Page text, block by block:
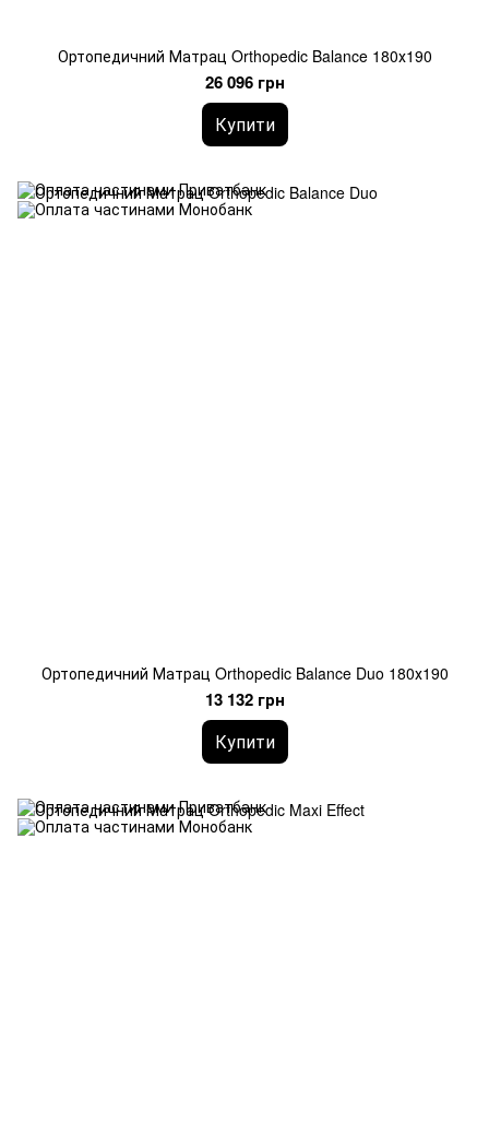
Ортопедичний Матрац Orthopedic Balance 180х190
26 096 грн
Купити
Ортопедичний Матрац Orthopedic Balance Duo 180х190
13 132 грн
Купити